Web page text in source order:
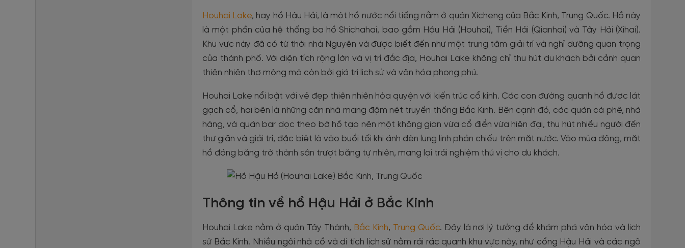
Houhai Lake, hay hồ Hậu Hải, là một hồ nước nổi tiếng nằm ở quận Xicheng của Bắc Kinh, Trung Quốc. Hồ này
là một phần của hệ thống ba hồ Shichahai, bao gồm Hậu Hải (Houhai), Tiền Hải (Qianhai) và Tây Hải (Xihai).
Khu vực này đã có từ thời nhà Nguyên và được biết đến như một trung tâm giải trí và nghỉ dưỡng quan trọng
của thành phố. Với diện tích rộng lớn và vị trí đắc địa, Houhai Lake không chỉ thu hút du khách bởi cảnh quan
thiên nhiên thơ mộng mà còn bởi giá trị lịch sử và văn hóa phong phú.
Houhai Lake nổi bật với vẻ đẹp thiên nhiên hòa quyện với kiến trúc cổ kính. Các con đường quanh hồ được lát
gạch cổ, hai bên là những căn nhà mang đậm nét truyền thống Bắc Kinh. Bên cạnh đó, các quán cà phê, nhà
hàng, và quán bar dọc theo bờ hồ tạo nên một không gian vừa cổ điển vừa hiện đại, thu hút nhiều người đến
thư giãn và giải trí, đặc biệt là vào buổi tối khi ánh đèn lung linh phản chiếu trên mặt nước. Vào mùa đông, mặt
hồ đóng băng trở thành sân trượt băng tự nhiên, mang lại trải nghiệm thú vị cho du khách.
Thông tin về hồ Hậu Hải ở Bắc Kinh
Houhai Lake nằm ở quận Tây Thành, Bắc Kinh, Trung Quốc. Đây là nơi lý tưởng để khám phá văn hóa và lịch
sử Bắc Kinh. Nhiều ngôi nhà cổ và di tích lịch sử nằm rải rác quanh khu vực này, như cổng Hậu Hải và các ngõ